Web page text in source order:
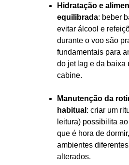
Hidratação e
equilibrada: beber
evitar álcool e
durante o voo são
fundamentais para
do jet lag e da baixa
cabine.
Manutenção da
habitual : criar um
leitura) possibilita
que é hora de
ambientes
alterados.